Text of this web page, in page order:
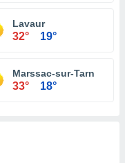
Lavaur
32° 19°
Marssac-sur-Tarn
33° 18°